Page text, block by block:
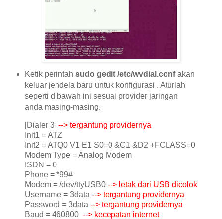
Ketik perintah sudo gedit /etc/wvdial.confakan
keluar jendela baru untuk konfigurasi . Aturlah
seperti dibawah ini sesuai provider jaringan
anda masing-masing.
[Dialer 3] --> tergantung providernya
Init1 = ATZ
Init2 = ATQ0 V1 E1 S0=0 &C1 &D2 +FCLASS=0
Modem Type = Analog Modem
ISDN = 0
Phone = *99#
Modem = /dev/ttyUSB0 --> letak dari USB dicolok
Username = 3data --> tergantung providernya
Password = 3data --> tergantung providernya
Baud = 460800 --> kecepatan internet